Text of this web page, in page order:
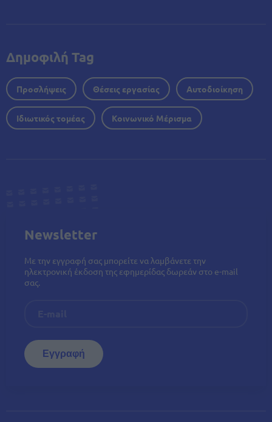
Δημοφιλή Tag
Προσλήψεις Θέσεις εργασίας Αυτοδιοίκηση
Ιδιωτικός τομέας Κοινωνικό Μέρισμα
Newsletter
Με την εγγραφή σας μπορείτε να λαμβάνετε την
ηλεκτρονική έκδοση της εφημερίδας δωρεάν στο e-mail
σας.